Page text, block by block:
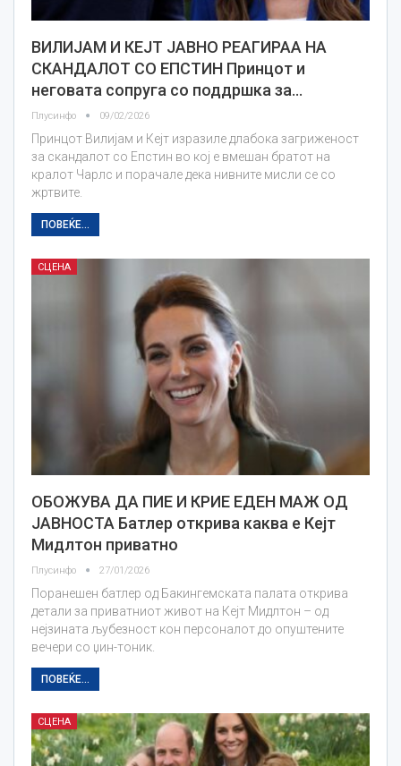
ВИЛИЈАМ И КЕЈТ ЈАВНО РЕАГИРАА НА
СКАНДАЛОТ СО ЕПСТИН Принцот и
неговата сопруга со поддршка за…
Плусинфо 09/02/2026
Принцот Вилијам и Кејт изразиле длабока загриженост
за скандалот со Епстин во кој е вмешан братот на
кралот Чарлс и порачале дека нивните мисли се со
жртвите.
ПОВЕЌЕ...
СЦЕНА
ОБОЖУВА ДА ПИЕ И КРИЕ ЕДЕН МАЖ ОД
ЈАВНОСТА Батлер открива каква е Кејт
Мидлтон приватно
Плусинфо 27/01/2026
Поранешен батлер од Бакингемската палата открива
детали за приватниот живот на Кејт Мидлтон – од
нејзината љубезност кон персоналот до опуштените
вечери со џин-тоник.
ПОВЕЌЕ...
СЦЕНА